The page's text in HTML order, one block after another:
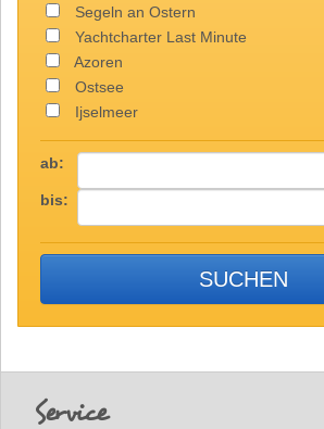
Segeln an Ostern
Yachtcharter Last Minute
Azoren
Ostsee
Ijselmeer
ab:
bis:
Service